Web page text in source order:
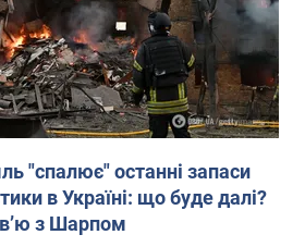
"спалює" останні запаси
в Україні: що буде далі?
з Шарпом